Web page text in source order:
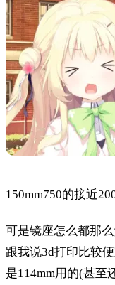
150mm750的接近
可是镜座怎么都那
跟我说3d打印比较
是114mm用的(甚至